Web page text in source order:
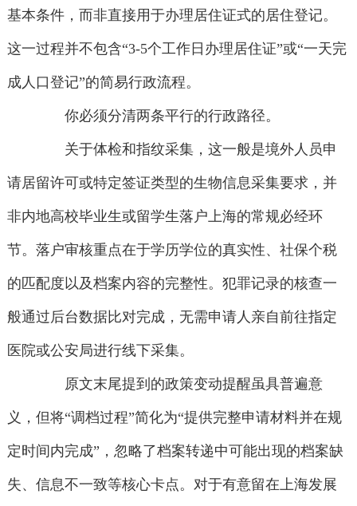
基本条件，而非直接用于办理居住证式的居住登记。
这一过程并不包含“3-5个工作日办理居住证”或“一天完
成人口登记”的简易行政流程。
你必须分清两条平行的行政路径。
关于体检和指纹采集，这一般是境外人员申
请居留许可或特定签证类型的生物信息采集要求，并
非内地高校毕业生或留学生落户上海的常规必经环
节。落户审核重点在于学历学位的真实性、社保个税
的匹配度以及档案内容的完整性。犯罪记录的核查一
般通过后台数据比对完成，无需申请人亲自前往指定
医院或公安局进行线下采集。
原文末尾提到的政策变动提醒虽具普遍意
义，但将“调档过程”简化为“提供完整申请材料并在规
定时间内完成”，忽略了档案转递中可能出现的档案缺
失、信息不一致等核心卡点。对于有意留在上海发展